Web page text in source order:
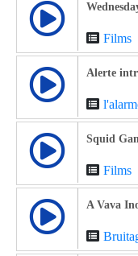
Films
Alerte
Squid
Films
A Vava